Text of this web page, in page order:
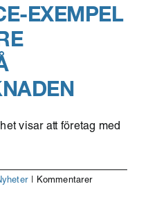
EXEMPEL
visar att företag med
Kommentarer